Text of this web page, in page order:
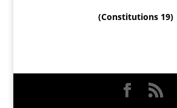
(Constitutions 19)